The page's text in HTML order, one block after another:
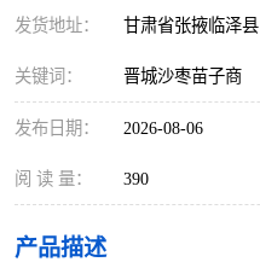
发货地址： 甘肃省张掖临泽县
关键词： 晋城沙枣苗子商
发布日期： 2026-08-06
阅 读 量： 390
产品描述